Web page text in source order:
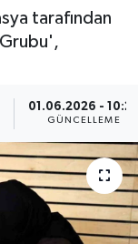
tarafından
01.06.2026 -
GÜNCELLEME